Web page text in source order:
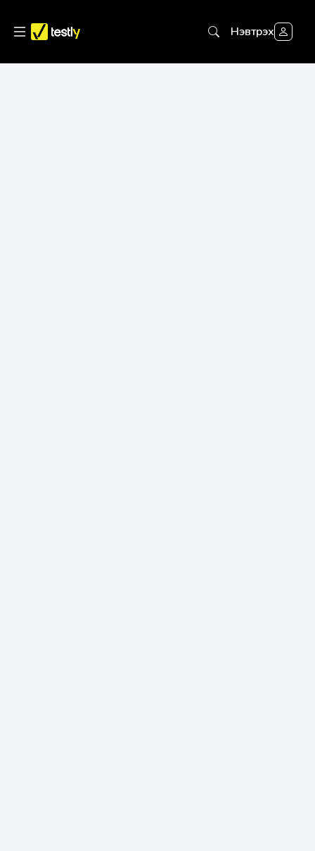
Нэвтрэх